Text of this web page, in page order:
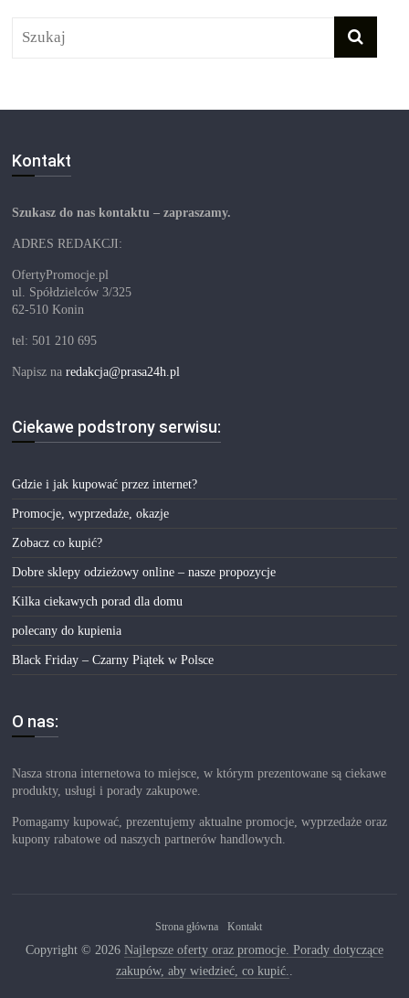
Kontakt
Szukasz do nas kontaktu – zapraszamy.
ADRES REDAKCJI:
OfertyPromocje.pl
ul. Spółdzielców 3/325
62-510 Konin
tel: 501 210 695
Napisz naredakcja@prasa24h.pl
Ciekawe podstrony serwisu:
Gdzie i jak kupować przez internet?
Promocje, wyprzedaże, okazje
Zobacz co kupić?
Dobre sklepy odzieżowy online – nasze propozycje
Kilka ciekawych porad dla domu
polecany do kupienia
Black Friday – Czarny Piątek w Polsce
O nas:
Nasza strona internetowa to miejsce, w którym prezentowane są ciekawe
produkty, usługi i porady zakupowe.
Pomagamy kupować, prezentujemy aktualne promocje, wyprzedaże oraz
kupony rabatowe od naszych partnerów handlowych.
Strona główna Kontakt
Copyright © 2026 Najlepsze oferty oraz promocje. Porady dotyczące
zakupów, aby wiedzieć, co kupić.